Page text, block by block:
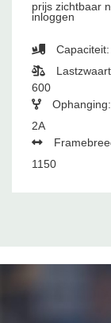
prijs zichtbaar
inloggen
600
2A
1150